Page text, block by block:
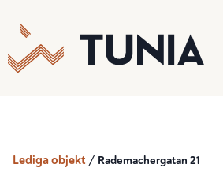
Lediga objekt / Rademachergatan 21